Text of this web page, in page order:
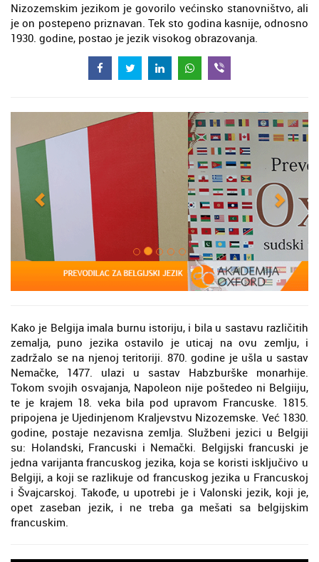
Nizozemskim jezikom je govorilo većinsko stanovništvo, ali
je on postepeno priznavan. Tek sto godina kasnije, odnosno
1930. godine, postao je jezik visokog obrazovanja.
Kako je Belgija imala burnu istoriju, i bila u sastavu različitih
zemalja, puno jezika ostavilo je uticaj na ovu zemlju, i
zadržalo se na njenoj teritoriji. 870. godine je ušla u sastav
Nemačke, 1477. ulazi u sastav Habzburške monarhije.
Tokom svojih osvajanja, Napoleon nije poštedeo ni Belgiiju,
te je krajem 18. veka bila pod upravom Francuske. 1815.
pripojena je Ujedinjenom Kraljevstvu Nizozemske. Već 1830.
godine, postaje nezavisna zemlja. Službeni jezici u Belgiji
su: Holandski, Francuski i Nemački. Belgijski francuski je
jedna varijanta francuskog jezika, koja se koristi isključivo u
Belgiji, a koji se razlikuje od francuskog jezika u Francuskoj
i Švajcarskoj. Takođe, u upotrebi je i Valonski jezik, koji je,
opet zaseban jezik, i ne treba ga mešati sa belgijskim
francuskim.